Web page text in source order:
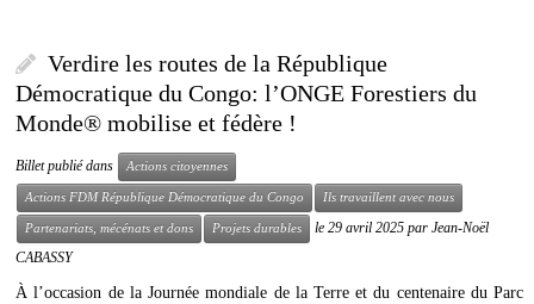
Verdire les routes de la République
Démocratique du Congo: l’ONGE Forestiers du
Monde® mobilise et fédère !
Billet publié dans Actions citoyennes
Actions FDM République Démocratique du Congo Ils travaillent avec nous
Partenariats, mécénats et dons Projets durables le29 avril 2025 parJean-Noël
CABASSY
À l’occasion de la Journée mondiale de la Terre et du centenaire du Parc